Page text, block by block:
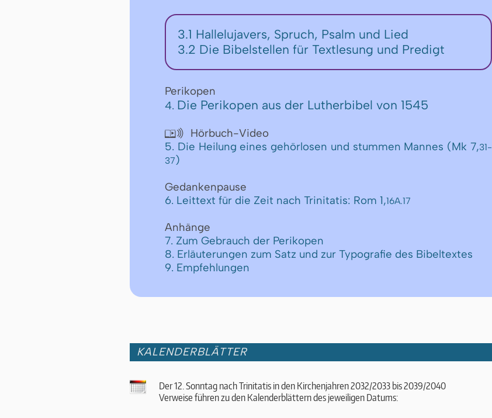
3.1 Hallelujavers, Spruch, Psalm und Lied
3.2 Die Bibelstellen für Textlesung und Predigt
Perikopen
4. Die Perikopen aus der Lutherbibel von 1545

Hörbuch-Video
5. Die Heilung eines gehörlosen und stummen Mannes (Mk 7,31-
37)
Gedankenpause
6. Leittext für die Zeit nach Trinitatis: Rom 1,16A.17
Anhänge
7. Zum Gebrauch der Perikopen
8. Erläuterungen zum Satz und zur Typografie des Bibeltextes
9. Empfehlungen
KALENDERBLÄTTER
Der 12. Sonntag nach Trinitatis in den Kirchenjahren 2032/2033 bis 2039/2040
Verweise führen zu den Kalenderblättern des jeweiligen Datums: